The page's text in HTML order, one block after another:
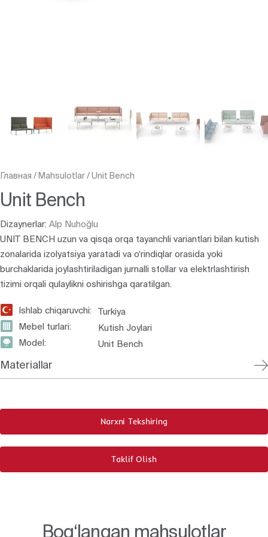
Главная / Mahsulotlar/Unit Bench
Unit Bench
Dizaynerlar: Alp Nuhoğlu
UNIT BENCH uzun va qisqa orqa tayanchli variantlari bilan kutish
zonalarida izolyatsiya yaratadi va o‘rindiqlar orasida yoki
burchaklarida joylashtiriladigan jurnalli stollar va elektrlashtirish
tizimi orqali qulaylikni oshirishga qaratilgan.
Ishlab chiqaruvchi:
Turkiya
Mebel turlari:
Kutish Joylari
Model:
Unit Bench
Materiallar
Narxni Tekshiring
Taklif Olish
Bog‘langan mahsulotlar